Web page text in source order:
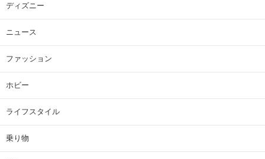
ディズニー
ニュース
ファッション
ホビー
ライフスタイル
乗り物